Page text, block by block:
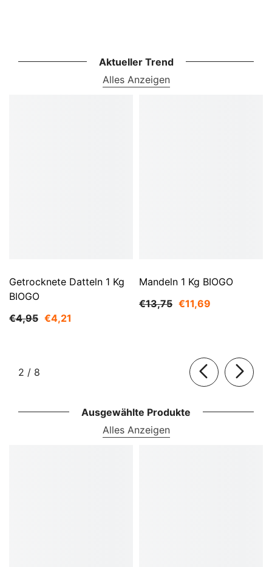
Aktueller Trend
Alles Anzeigen
Getrocknete Datteln 1 Kg
BIOGO
€4,95 €4,21
Mandeln 1 Kg BIOGO
€13,75 €11,69
2 / von
8
Ausgewählte Produkte
Alles Anzeigen